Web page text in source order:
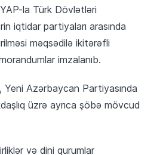
la Türk Dövlətləri
iqtidar partiyaları arasında
məqsədilə ikitərəfli
imzalanıb.
Azərbaycan Partiyasında
üzrə ayrıca şöbə mövcud
və dini qurumlar